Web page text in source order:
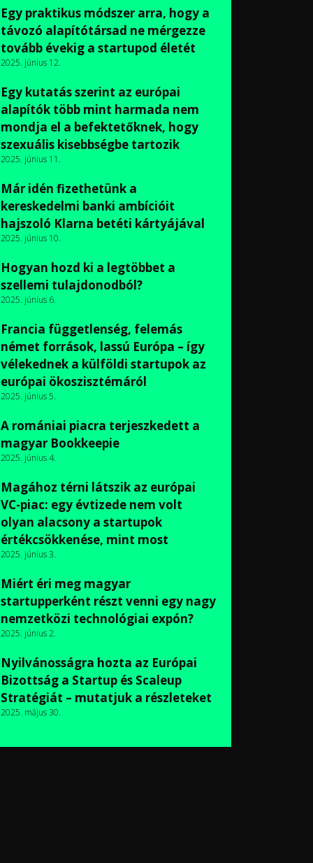
Egy praktikus módszer arra, hogy a
távozó alapítótársad ne mérgezze
tovább évekig a startupod életét
2025. június 12.
Egy kutatás szerint az európai
alapítók több mint harmada nem
mondja el a befektetőknek, hogy
szexuális kisebbségbe tartozik
2025. június 11.
Már idén fizethetünk a
kereskedelmi banki ambícióit
hajszoló Klarna betéti kártyájával
2025. június 10.
Hogyan hozd ki a legtöbbet a
szellemi tulajdonodból?
2025. június 6.
Francia függetlenség, felemás
német források, lassú Európa – így
vélekednek a külföldi startupok az
európai ökoszisztémáról
2025. június 5.
A romániai piacra terjeszkedett a
magyar Bookkeepie
2025. június 4.
Magához térni látszik az európai
VC-piac: egy évtizede nem volt
olyan alacsony a startupok
értékcsökkenése, mint most
2025. június 3.
Miért éri meg magyar
startupperként részt venni egy nagy
nemzetközi technológiai expón?
2025. június 2.
Nyilvánosságra hozta az Európai
Bizottság a Startup és Scaleup
Stratégiát – mutatjuk a részleteket
2025. május 30.